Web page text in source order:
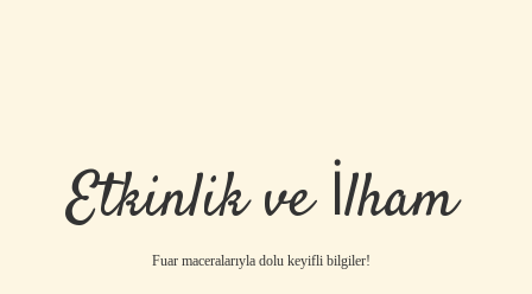
Etkinlik ve İlham
Fuar maceralarıyla dolu keyifli bilgiler!